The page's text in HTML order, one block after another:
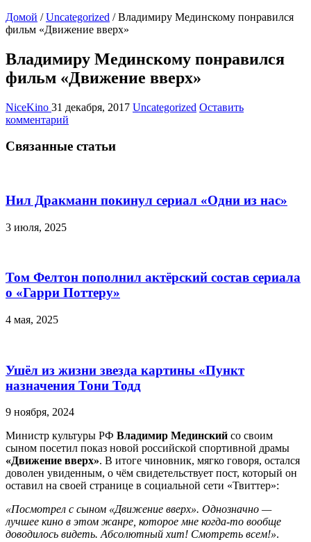
Домой / Uncategorized / Владимиру Мединскому понравился
фильм «Движение вверх»
Владимиру Мединскому понравился
фильм «Движение вверх»
NiceKino 31 декабря, 2017 Uncategorized Оставить
комментарий
Связанные статьи
Нил Дракманн покинул сериал «Одни из нас»
3 июля, 2025
Том Фелтон пополнил актёрский состав сериала
о «Гарри Поттеру»
4 мая, 2025
Ушёл из жизни звезда картины «Пункт
назначения Тони Тодд
9 ноября, 2024
Министр культуры РФ Владимир Мединский со своим
сыном посетил показ новой российской спортивной драмы
«Движение вверх». В итоге чиновник, мягко говоря, остался
доволен увиденным, о чём свидетельствует пост, который он
оставил на своей странице в социальной сети «Твиттер»:
«Посмотрел с сыном «Движение вверх». Однозначно —
лучшее кино в этом жанре, которое мне когда-то вообще
доводилось видеть. Абсолютный хит! Смотреть всем!».